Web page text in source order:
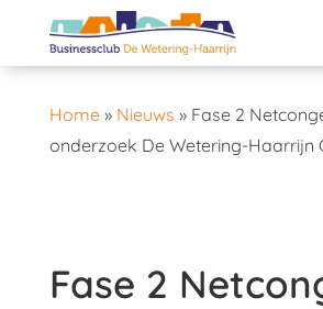
Home» Nieuws » Fase 2
onderzoek De Wetering-Haarrijn
Fase 2